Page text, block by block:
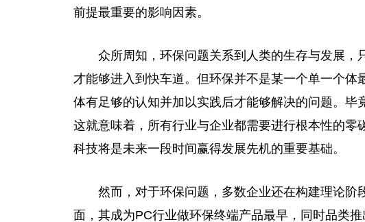
前提最重要的影响因素。
众所周知，环保问题关系到人类的生存与发展
才能够进入到快车道。但环保并不是某一个单一个体
体有足够的认知并加以实践后才能够解决的问题。毕
这就意味着，所有行业与企业都需要进行根本性的零
科技将是未来一段时间赢得发展先机的重要基础。
然而，对于环保问题，多数企业还在构建理论
面，其成为PC行业做环保终端产品最早，同时品类推